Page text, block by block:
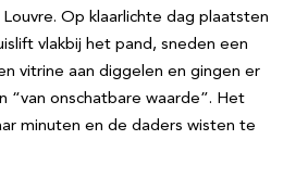
Op klaarlichte dag plaatsten
vlakbij het pand, sneden een
vitrine aan diggelen en gingen er
“van onschatbare waarde”. Het
minuten en de daders wisten te